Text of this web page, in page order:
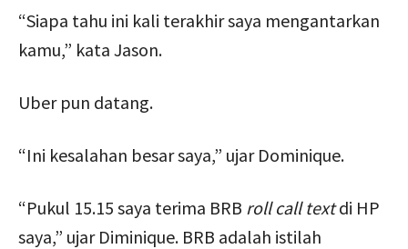
“Siapa tahu ini kali terakhir saya mengantarkan
kamu,” kata Jason.
Uber pun datang.
“Ini kesalahan besar saya,” ujar Dominique.
“Pukul 15.15 saya terima BRB roll call textdi HP
saya,” ujar Diminique. BRB adalah istilah